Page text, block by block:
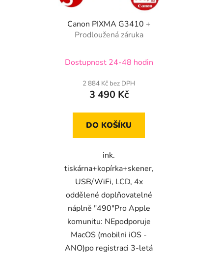
Canon PIXMA G3410 +
Prodloužená záruka
Dostupnost 24-48 hodin
2 884 Kč bez DPH
3 490 Kč
DO KOŠÍKU
ink.
tiskárna+kopírka+skener,
USB/WiFi, LCD, 4x
oddělené doplňovatelné
náplně "490"Pro Apple
komunitu: NEpodporuje
MacOS (mobilni iOS -
ANO)po registraci 3-letá